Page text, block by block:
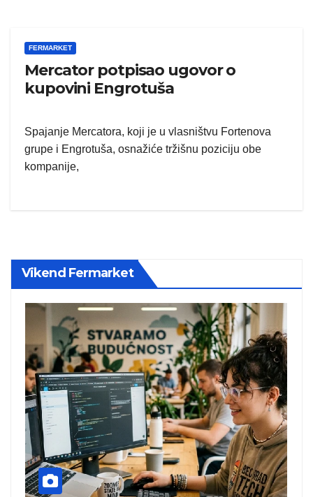
FERMARKET
Mercator potpisao ugovor o
kupovini Engrotuša
Spajanje Mercatora, koji je u vlasništvu Fortenova
grupe i Engrotuša, osnažiće tržišnu poziciju obe
kompanije,
Vikend Fermarket